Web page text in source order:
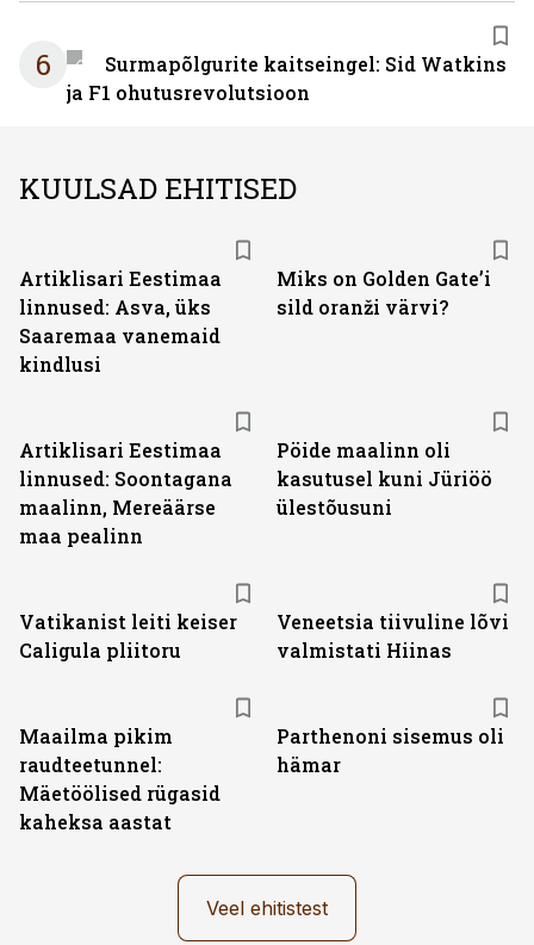
6
Surmapõlgurite kaitseingel: Sid Watkins
ja F1 ohutusrevolutsioon
KUULSAD EHITISED
Artiklisari Eestimaa
linnused: Asva, üks
Saaremaa vanemaid
kindlusi
Miks on Golden Gate’i
sild oranži värvi?
Artiklisari Eestimaa
linnused: Soontagana
maalinn, Mereäärse
maa pealinn
Pöide maalinn oli
kasutusel kuni Jüriöö
ülestõusuni
Vatikanist leiti keiser
Caligula pliitoru
Veneetsia tiivuline lõvi
valmistati Hiinas
Maailma pikim
raudteetunnel:
Mäetöölised rügasid
kaheksa aastat
Parthenoni sisemus oli
hämar
Veel ehitistest